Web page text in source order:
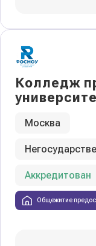
Колледж
Москва
Аккредитован
Общежитие